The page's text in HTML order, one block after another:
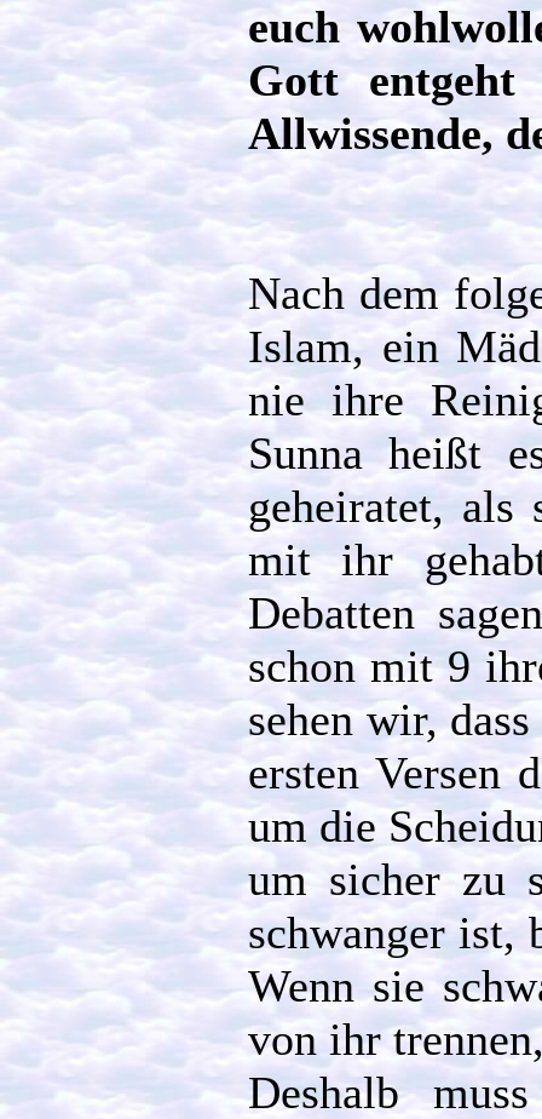
euch
Gott
Allwissende,
Nach dem
Islam, ein
nie ihre
Sunna heißt
geheiratet, als
mit ihr
Debatten
schon mit 9
sehen wir,
ersten Versen
um die
um sicher zu
schwanger ist,
Wenn sie
von ihr
Deshalb